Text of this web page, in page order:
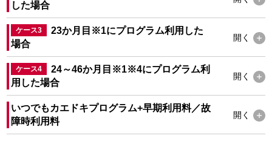
した場合
ケース3 23か月目 ※1にプログラム利用した
場合
開く
ケース4 24～46か月目 ※1※4にプログラム利
用した場合
開く
いつでもカエドキプログラム+早期利用料／故
障時利用料
開く